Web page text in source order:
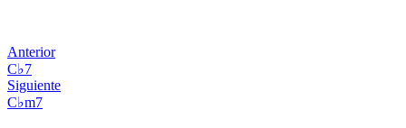
Anterior
C♭7
Siguiente
C♭m7